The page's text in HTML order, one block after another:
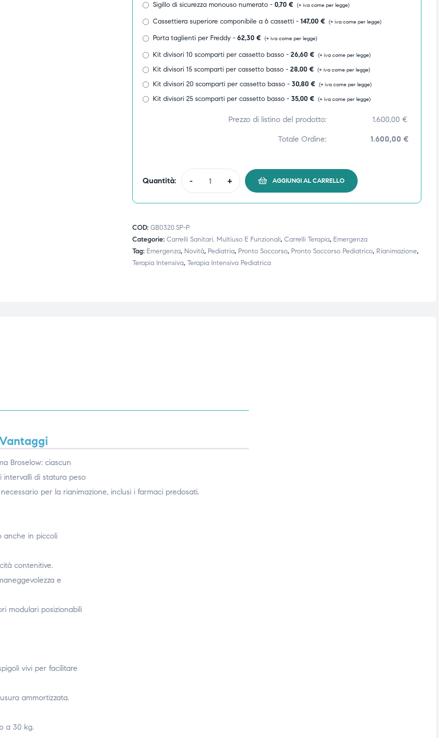
Sigillo di sicurezza monouso numerato - 0,70 € (+ iva come per legge)
Cassettiera superiore componibile a 6 cassetti - 147,00 € (+ iva come per legge)
Porta taglienti per Freddy - 62,30 € (+ iva come per legge)
Kit divisori 10 scomparti per cassetto basso - 26,60 € (+ iva come per legge)
Kit divisori 15 scomparti per cassetto basso - 28,00 € (+ iva come per legge)
Kit divisori 20 scomparti per cassetto basso - 30,80 € (+ iva come per legge)
Kit divisori 25 scomparti per cassetto basso - 35,00 € (+ iva come per legge)
Prezzo di listino del prodotto: 1.600,00 €
Totale Ordine: 1.600,00 €
Quantità: - + AGGIUNGI AL CARRELLO
COD: GB0320.SP-P
Categorie: Carrelli Sanitari, Multiuso E Funzionali, Carrelli Terapia, Emergenza
Tag: Emergenza, Novità, Pediatria, Pronto Soccorso, Pronto Soccorso Pediatrico, Rianimazione,
Terapia Intensiva, Terapia Intensiva Pediatrica
Broselow: ciascun
di statura peso
per la rianimazione, inclusi i farmaci predosati.
anche in piccoli
contenitive.
e
modulari posizionabili
vivi per facilitare
ammortizzata.
a 30 kg.